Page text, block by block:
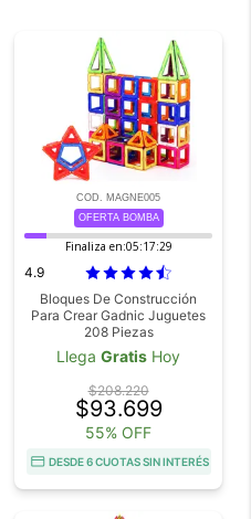
COD. MAGNE005
OFERTA BOMBA
Finaliza en:05:17:29
4.9
Bloques De Construcción
Para Crear Gadnic Juguetes
208 Piezas
Llega Gratis Hoy
$208.220
$93.699
55% OFF
DESDE 6 CUOTAS SIN INTERÉS